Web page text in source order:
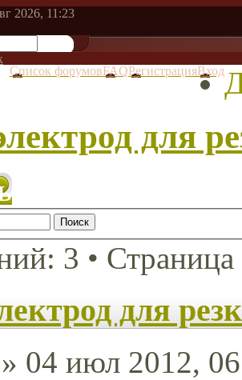
2026, 11:23
Список форумовFAQРегистрацияВход
для
3 • Страница
для
» 04 июл 2012,